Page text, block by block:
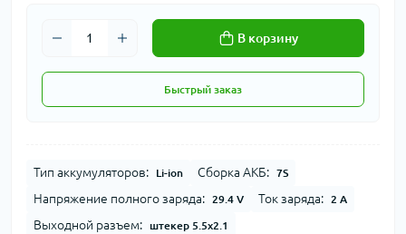
В корзину
Быстрый заказ
Тип аккумуляторов: Li-ion Сборка АКБ: 7S
Напряжение полного заряда: 29.4 V Ток заряда: 2 A
Выходной разъем: штекер 5.5x2.1